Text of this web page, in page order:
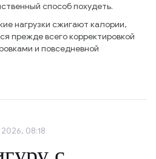
способ похудеть.
нагрузки сжигают калории,
прежде всего корректировкой
и повседневной
08:18